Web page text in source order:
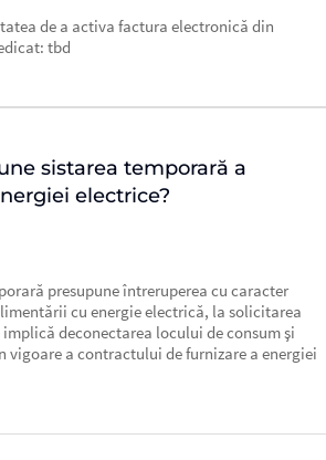
de a activa factura electronică din
tbd
sistarea temporară a
electrice?
presupune întreruperea cu caracter
cu energie electrică, la solicitarea
deconectarea locului de consum şi
vigoare a contractului de furnizare a energiei